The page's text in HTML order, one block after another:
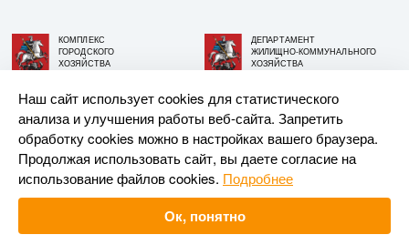
КОМПЛЕКС
ГОРОДСКОГО
ХОЗЯЙСТВА
ДЕПАРТАМЕНТ
ЖИЛИЩНО-КОММУНАЛЬНОГО
ХОЗЯЙСТВА
© АО «МОСГАЗ», 2026. При использовании материалов
ссылка на сайт обязательна.
Разработка и поддержка —Upriver
Наш сайт использует cookies для статистического
анализа и улучшения работы веб-сайта. Запретить
обработку cookies можно в настройках вашего браузера.
Продолжая использовать сайт, вы даете согласие на
использование файлов cookies. Подробнее
Ок, понятно